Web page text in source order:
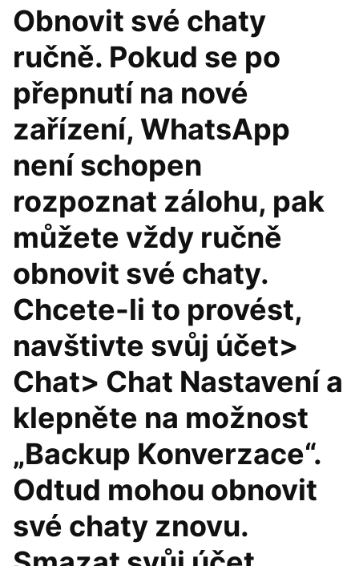
Obnovit své chaty
ručně. Pokud se po
přepnutí na nové
zařízení, WhatsApp
není schopen
rozpoznat zálohu, pak
můžete vždy ručně
obnovit své chaty.
Chcete-li to provést,
navštivte svůj účet>
Chat> Chat Nastavení a
klepněte na možnost
„Backup Konverzace“.
Odtud mohou obnovit
své chaty znovu.